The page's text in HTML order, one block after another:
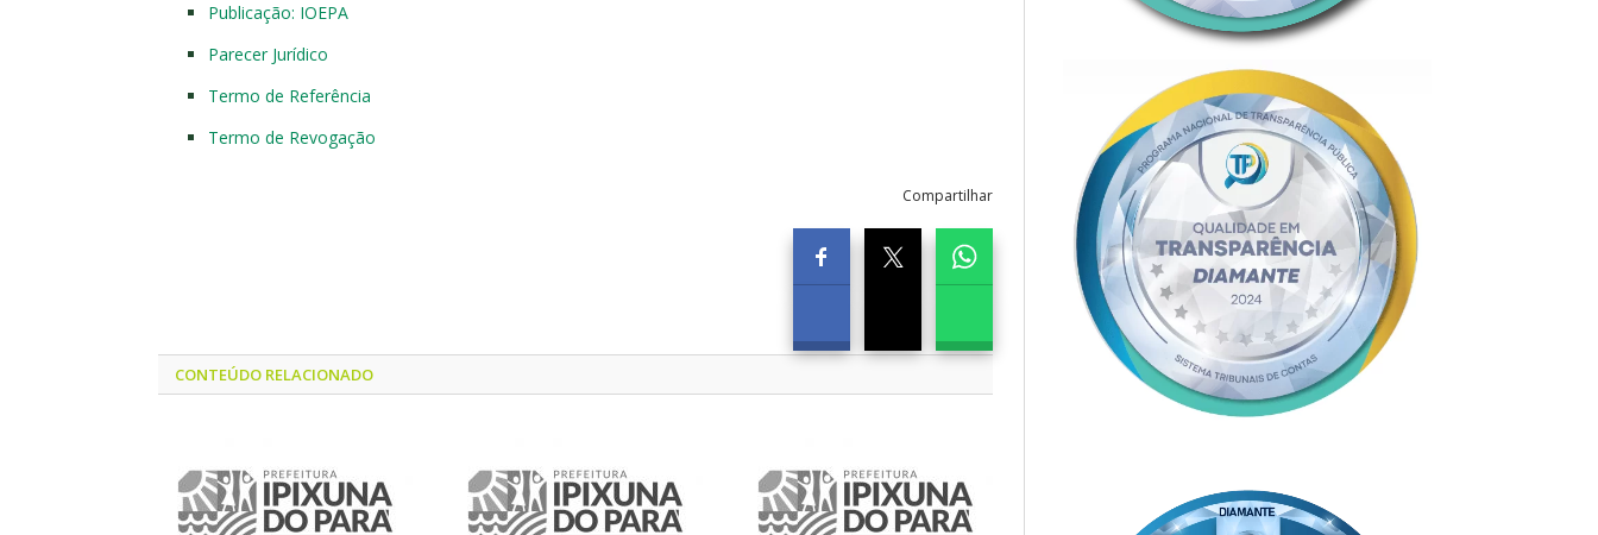
Publicação: IOEPA
Parecer Jurídico
Termo de Referência
Termo de Revogação
Compartilhar
CONTEÚDO RELACIONADO